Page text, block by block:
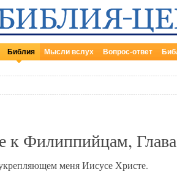
Библия Мысли вслух Вопрос-ответ
к Филиппийцам, Глава
меня Иисусе Христе.